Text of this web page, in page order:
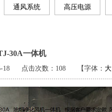
通风系统 高压电源
30A一体机
18 点击次数： 108 【字体： 大